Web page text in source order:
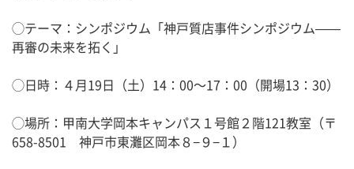
◯テーマ：シンポジウム「神戸質店事件シンポジウム——
再審の未来を拓く」
◯日時：４月19日（土）14：00～17：00（開場13：30）
◯場所：甲南大学岡本キャンパス１号館２階121教室（〒
658-8501 神戸市東灘区岡本８−９−１）